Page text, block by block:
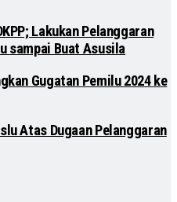
Lakukan Pelanggaran
sampai Buat Asusila
Gugatan Pemilu 2024 ke
Atas Dugaan Pelanggaran